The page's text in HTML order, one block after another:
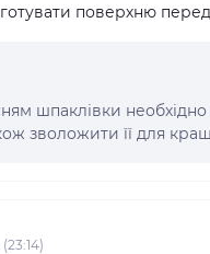
поверхню
шпаклівки
зволожити її для